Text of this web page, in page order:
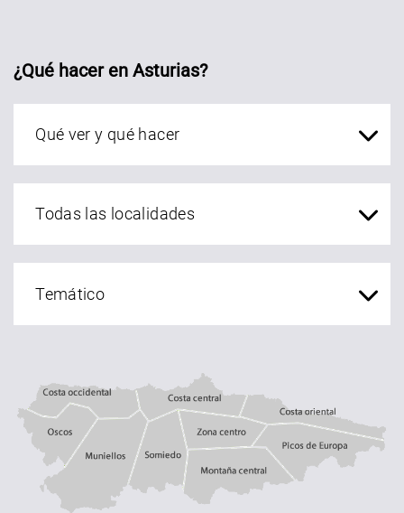
¿Qué hacer en Asturias?
Costa occidental
Oscos Muniellos Somiedo
Costa central
zona centro
Montaña central Picos de Europa